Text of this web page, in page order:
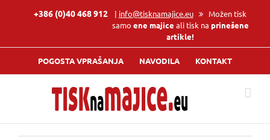
+386 (0)40 468 912 | info@tisknamajice.eu
Možen tisk
samo ene majice ali tisk na prinešene
artikle!
POGOSTA VPRAŠANJA NAVODILA KONTAKT